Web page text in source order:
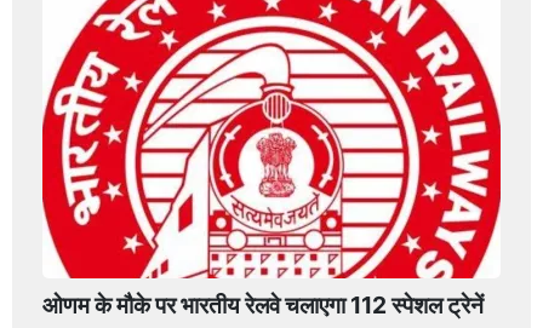
ओणम के मौके पर भारतीय रेलवे चलाएगा 112 स्पेशल ट्रेनें